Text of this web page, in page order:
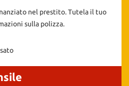
nel prestito. Tutela il tuo
sulla polizza.